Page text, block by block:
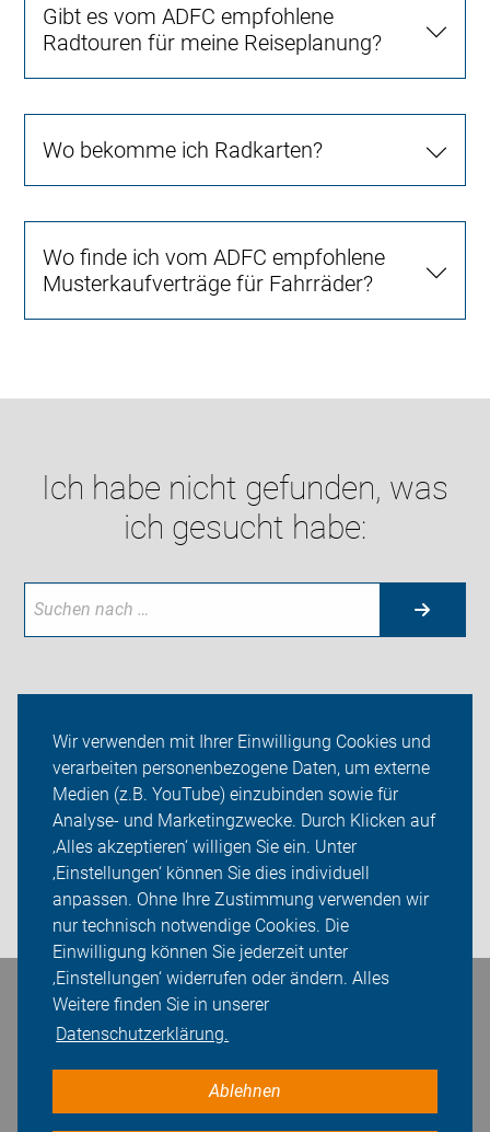
Wir verwenden mit Ihrer Einwilligung Cookies und
verarbeiten personenbezogene Daten, um externe
Medien (z.B. YouTube) einzubinden sowie für
Analyse- und Marketingzwecke. Durch Klicken auf
‚Alles akzeptieren‘ willigen Sie ein. Unter
‚Einstellungen‘ können Sie dies individuell
anpassen. Ohne Ihre Zustimmung verwenden wir
nur technisch notwendige Cookies. Die
Einwilligung können Sie jederzeit unter
‚Einstellungen‘ widerrufen oder ändern. Alles
Weitere finden Sie in unserer
Datenschutzerklärung.
Ablehnen
Gibt es vom ADFC empfohlene
Radtouren für meine Reiseplanung?
Wo bekomme ich Radkarten?
Wo finde ich vom ADFC empfohlene
Musterkaufverträge für Fahrräder?
Ich habe nicht gefunden, was
ich gesucht habe:
ADFC Marbach
Sei dabei
Presse
Login
Bleiben Sie in Kontakt